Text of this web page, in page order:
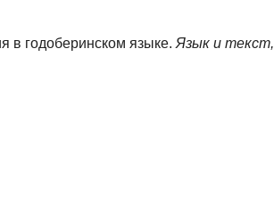
в годоберинском языке. Язык и текст,